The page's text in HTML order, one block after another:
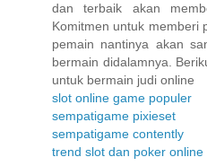
dan terbaik akan
Komitmen untuk memberi
pemain nantinya akan
bermain didalamnya.
untuk bermain judi online
slot online game populer
sempatigame pixieset
sempatigame contently
trend slot dan poker online